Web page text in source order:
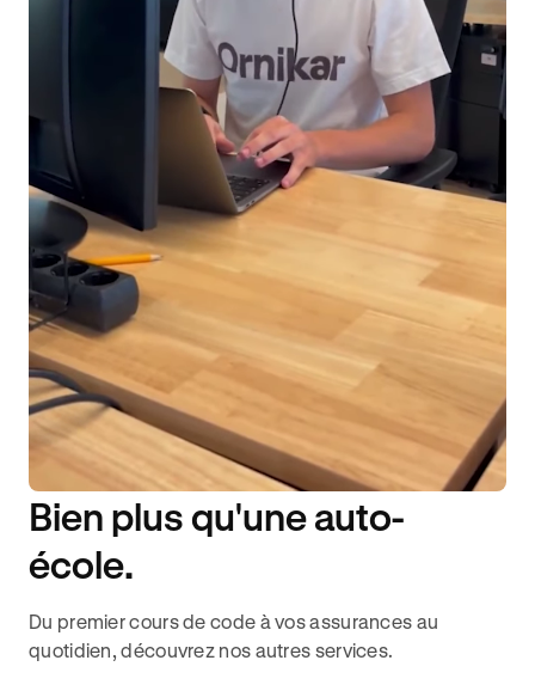
DISPONIBILITÉ 6J/7
Bien plus qu'une auto-
école.
Du premier cours de code à vos assurances au
quotidien, découvrez nos autres services.